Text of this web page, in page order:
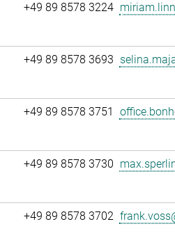
+49 89 8578 3224
+49 89 8578 3693
+49 89 8578 3751
+49 89 8578 3730
+49 89 8578 3702